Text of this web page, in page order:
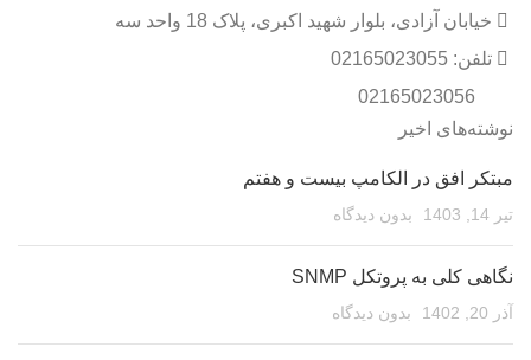
خیابان آزادی، بلوار شهید اکبری، پلاک 18 واحد سه
تلفن: 02165023055
نوشته‌های اخیر
مبتکر افق در الکامپ بیست و هفتم
تیر 14, 1403 بدون دیدگاه
نگاهی کلی به پروتکل SNMP
آذر 20, 1402 بدون دیدگاه